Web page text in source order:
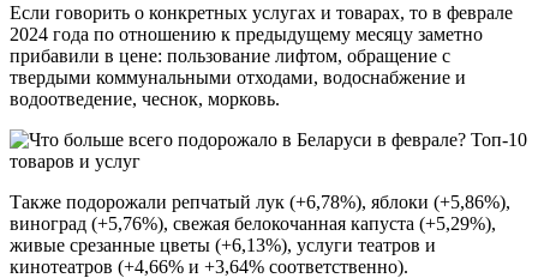
Если говорить о конкретных услугах и товарах, то в феврале
2024 года по отношению к предыдущему месяцу заметно
прибавили в цене: пользование лифтом, обращение с
твердыми коммунальными отходами, водоснабжение и
водоотведение, чеснок, морковь.
Также подорожали репчатый лук (+6,78%), яблоки (+5,86%),
виноград (+5,76%), свежая белокочанная капуста (+5,29%),
живые срезанные цветы (+6,13%), услуги театров и
кинотеатров (+4,66% и +3,64% соответственно).